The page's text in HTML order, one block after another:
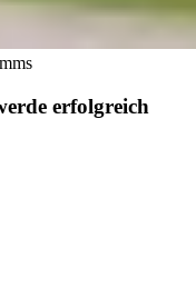
erfolgreich